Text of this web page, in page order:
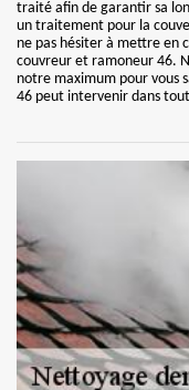
traité afin de garantir sa
un traitement pour la
ne pas hésiter à mettre en
couvreur et ramoneur 46.
notre maximum pour vous
46 peut intervenir dans